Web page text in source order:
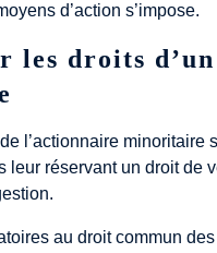
d’action s’impose.
les droits
l’actionnaire minoritaire
leur réservant un droit de
au droit commun